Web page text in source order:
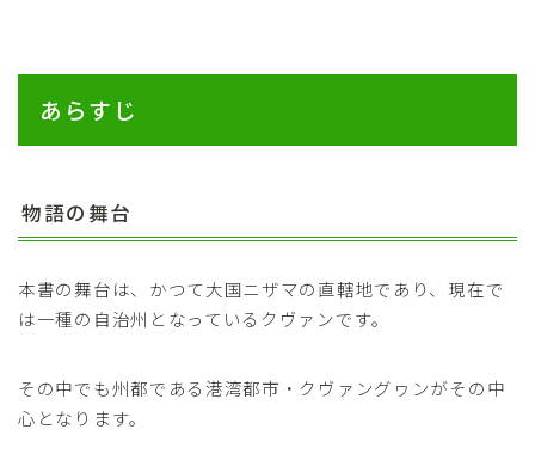
あらすじ
物語の舞台
本書の舞台は、かつて大国ニザマの直轄地であり、現在で
は一種の自治州となっているクヴァンです。
その中でも州都である港湾都市・クヴァングヮンがその中
心となります。